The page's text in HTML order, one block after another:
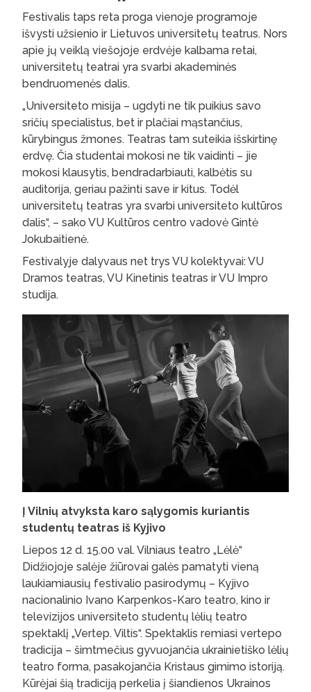
Festivalis taps reta proga vienoje programoje
išvysti užsienio ir Lietuvos universitetų teatrus. Nors
apie jų veiklą viešojoje erdvėje kalbama retai,
universitetų teatrai yra svarbi akademinės
bendruomenės dalis.
„Universiteto misija – ugdyti ne tik puikius savo
sričių specialistus, bet ir plačiai mąstančius,
kūrybingus žmones. Teatras tam suteikia išskirtinę
erdvę. Čia studentai mokosi ne tik vaidinti – jie
mokosi klausytis, bendradarbiauti, kalbėtis su
auditorija, geriau pažinti save ir kitus. Todėl
universitetų teatras yra svarbi universiteto kultūros
dalis“, – sako VU Kultūros centro vadovė Gintė
Jokubaitienė.
Festivalyje dalyvaus net trys VU kolektyvai: VU
Dramos teatras, VU Kinetinis teatras ir VU Impro
studija.
Į Vilnių atvyksta karo sąlygomis kuriantis
studentų teatras iš Kyjivo
Liepos 12 d. 15.00 val. Vilniaus teatro „Lėlė“
Didžiojoje salėje žiūrovai galės pamatyti vieną
laukiamiausių festivalio pasirodymų – Kyjivo
nacionalinio Ivano Karpenkos-Karo teatro, kino ir
televizijos universiteto studentų lėlių teatro
spektaklį „Vertep. Viltis“. Spektaklis remiasi vertepo
tradicija – šimtmečius gyvuojančia ukrainietiško lėlių
teatro forma, pasakojančia Kristaus gimimo istoriją.
Kūrėjai šią tradiciją perkelia į šiandienos Ukrainos